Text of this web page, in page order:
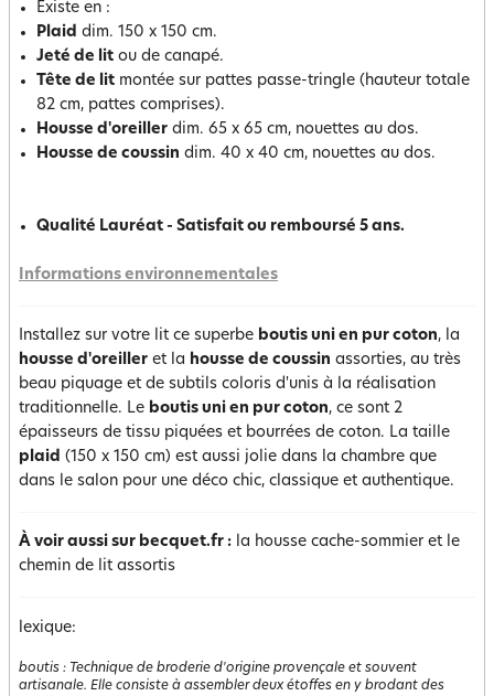
Existe en :
Plaid dim. 150 x 150 cm.
Jeté de lit ou de canapé.
Tête de lit montée sur pattes passe-tringle (hauteur totale
82 cm, pattes comprises).
Housse d'oreiller dim. 65 x 65 cm, nouettes au dos.
Housse de coussin dim. 40 x 40 cm, nouettes au dos.
Qualité Lauréat - Satisfait ou remboursé 5 ans.
Informations environnementales
Installez sur votre lit ce superbe boutis uni en pur coton, la
housse d'oreiller et la housse de coussin assorties, au très
beau piquage et de subtils coloris d'unis à la réalisation
traditionnelle. Le boutis uni en pur coton, ce sont 2
épaisseurs de tissu piquées et bourrées de coton. La taille
plaid (150 x 150 cm) est aussi jolie dans la chambre que
dans le salon pour une déco chic, classique et authentique.
À voir aussi sur becquet.fr : la housse cache-sommier et le
chemin de lit assortis
lexique:
boutis : Technique de broderie d'origine provençale et souvent
artisanale. Elle consiste à assembler deux étoffes en y brodant des